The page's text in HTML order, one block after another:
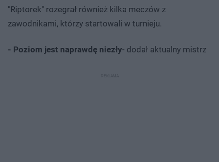
"Riptorek" rozegrał również kilka meczów z
zawodnikami, którzy startowali w turnieju.
- Poziom jest naprawdę niezły- dodał aktualny mistrz